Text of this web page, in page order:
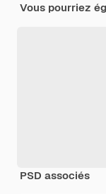
Vous pourriez
PSD associés